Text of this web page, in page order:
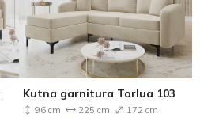
Kutna garnitura Torlua 103
96 cm 225 cm 172 cm